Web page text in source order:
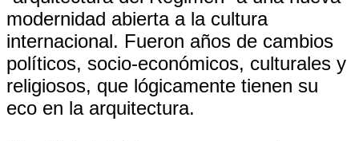
modernidad abierta a la cultura
internacional. Fueron años de cambios
políticos, socio-económicos, culturales y
religiosos, que lógicamente tienen su
eco en la arquitectura.